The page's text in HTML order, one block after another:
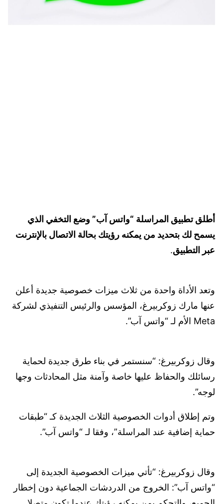
أطلق تطبيق المراسلة “واتس آب” وضع التخفي الذي
يسمح لك بتحديد من يمكنه رؤيتك بحالة الاتصال بالإنترنت
عبر التطبيق.
وتعد الأداة واحدة من ثلاث ميزات خصوصية جديدة أعلن
عنها مارك زوكربيرغ، المؤسس والرئيس التنفيذي لشركة
Meta الأم لـ “واتس آب”.
وقال زوكربيرغ: “سنستمر في بناء طرق جديدة لحماية
رسائلك والحفاظ عليها خاصة وآمنة مثل المحادثات وجها
لوجه”.
وتم إطلاق أدوات الخصوصية الثلاث الجديدة كـ “طبقات
حماية إضافية عند المراسلة”، وفقا لـ “واتس آب”.
وقال زوكربيرغ: “تأتي ميزات الخصوصية الجديدة إلى
“واتس آب”: الخروج من الدردشات الجماعية دون إخطار